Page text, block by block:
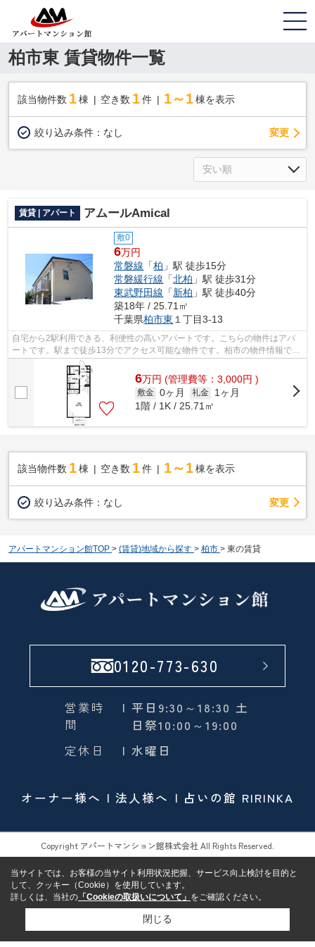
柏市東 賃貸物件一覧
該当物件数 1棟 空き数 1 件 1～1 棟を表示
絞り込み条件： なし 変更
賃貸 | アパート アムールAmical
敷0
6万円
常磐線 「柏 」駅 徒歩15分
常磐緩行線 「北柏 」駅 徒歩31分
東武野田線 「新柏 」駅 徒歩40分
築18年 / 25.71㎡
千葉県柏市東 １丁目3-13
自宅から2駅利用できる、利便性の高いアパートです。こちらの物件はアパ
ートです。駅まで徒歩13分でアクセス可能な物件です。柏市の物件情報でお
好みの物件を見つけら、04-7167-1222か...
6万円 (管理費等：3,000円 )
敷金 0ヶ月 礼金
1ヶ月
1階 / 1K / 25.71㎡
該当物件数 1棟 空き数 1 件 1～1 棟を表示
絞り込み条件： なし 変更
アパートマンション館TOP > (賃貸)地域から探す > 柏市 > 東の賃貸
0120-773-630
営業時
間
| 平日9:30～18:30 土
日祭10:00～19:00
定休日
| 水曜日
オーナー様へ 法人様へ 占いの館 RIRINKA
Copyright アパートマンション館株式会社 All Rights Reserved.
当サイトでは、お客様の当サイト利用状況把握、サービス向上検討を目的と
して、クッキー（Cookie）を使用しています。
詳しくは、当社の 「Cookieの取扱いについて」 をご確認ください。
閉じる